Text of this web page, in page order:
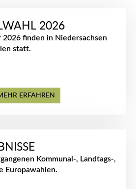
2026
2026 finden in Niedersachsen
statt.
ERFAHREN
Kommunal-, Landtags-,
Europawahlen.